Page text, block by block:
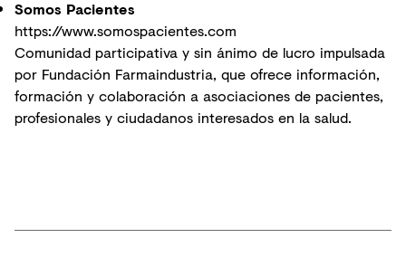
Somos Pacientes
https://www.somospacientes.com
Comunidad participativa y sin ánimo de lucro impulsada
por Fundación Farmaindustria, que ofrece información,
formación y colaboración a asociaciones de pacientes,
profesionales y ciudadanos interesados en la salud.